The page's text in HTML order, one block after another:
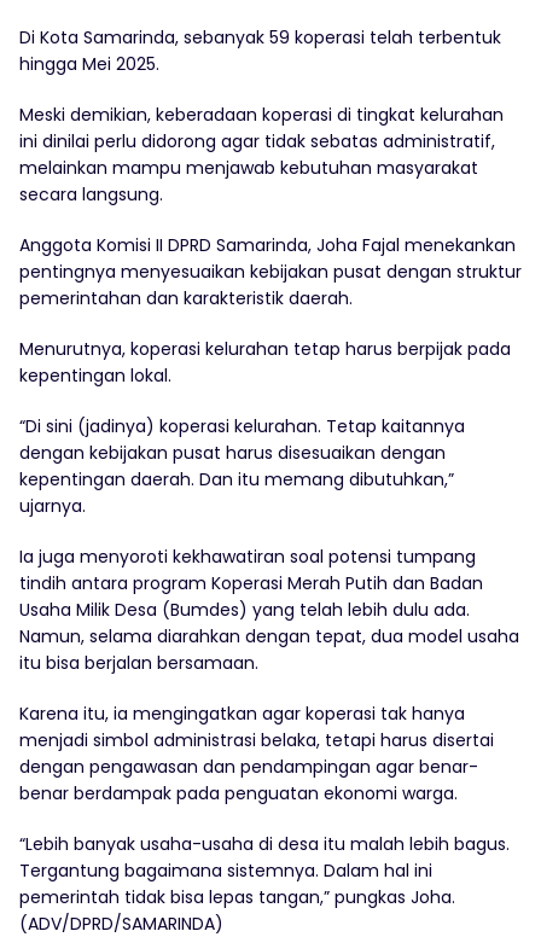
Di Kota Samarinda, sebanyak 59 koperasi telah terbentuk
hingga Mei 2025.
Meski demikian, keberadaan koperasi di tingkat kelurahan
ini dinilai perlu didorong agar tidak sebatas administratif,
melainkan mampu menjawab kebutuhan masyarakat
secara langsung.
Anggota Komisi II DPRD Samarinda, Joha Fajal menekankan
pentingnya menyesuaikan kebijakan pusat dengan struktur
pemerintahan dan karakteristik daerah.
Menurutnya, koperasi kelurahan tetap harus berpijak pada
kepentingan lokal.
“Di sini (jadinya) koperasi kelurahan. Tetap kaitannya
dengan kebijakan pusat harus disesuaikan dengan
kepentingan daerah. Dan itu memang dibutuhkan,”
ujarnya.
Ia juga menyoroti kekhawatiran soal potensi tumpang
tindih antara program Koperasi Merah Putih dan Badan
Usaha Milik Desa (Bumdes) yang telah lebih dulu ada.
Namun, selama diarahkan dengan tepat, dua model usaha
itu bisa berjalan bersamaan.
Karena itu, ia mengingatkan agar koperasi tak hanya
menjadi simbol administrasi belaka, tetapi harus disertai
dengan pengawasan dan pendampingan agar benar-
benar berdampak pada penguatan ekonomi warga.
“Lebih banyak usaha-usaha di desa itu malah lebih bagus.
Tergantung bagaimana sistemnya. Dalam hal ini
pemerintah tidak bisa lepas tangan,” pungkas Joha.
(ADV/DPRD/SAMARINDA)